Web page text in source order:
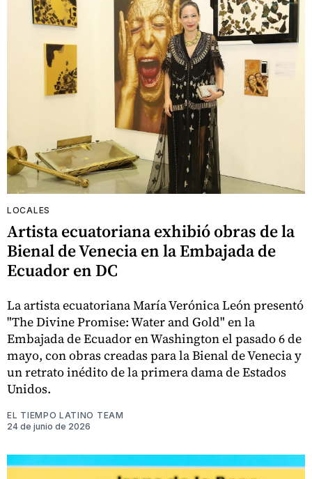
LOCALES
Artista ecuatoriana exhibió obras de la
Bienal de Venecia en la Embajada de
Ecuador en DC
La artista ecuatoriana María Verónica León presentó
"The Divine Promise: Water and Gold" en la
Embajada de Ecuador en Washington el pasado 6 de
mayo, con obras creadas para la Bienal de Venecia y
un retrato inédito de la primera dama de Estados
Unidos.
EL TIEMPO LATINO TEAM
24 de junio de 2026